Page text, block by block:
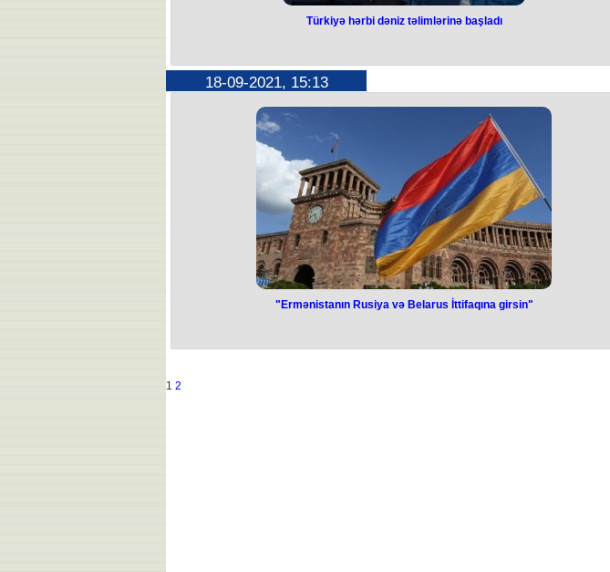
Türkiyə hərbi dəniz təlimlərinə başladı
18-09-2021, 15:13
"Ermənistanın Rusiya və Belarus İttifaqına girsin"
1 2